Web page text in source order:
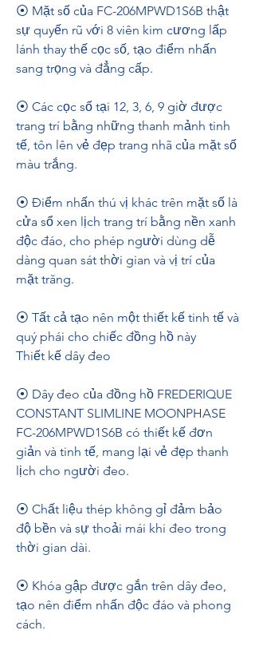
⦿ Mặt số của FC-206MPWD1S6B thật
sự quyến rũ với 8 viên kim cương lấp
lánh thay thế cọc số, tạo điểm nhấn
sang trọng và đẳng cấp.
⦿ Các cọc số tại 12, 3, 6, 9 giờ được
trang trí bằng những thanh mảnh tinh
tế, tôn lên vẻ đẹp trang nhã của mặt số
màu trắng.
⦿ Điểm nhấn thú vị khác trên mặt số là
cửa sổ xen lịch trang trí bằng nền xanh
độc đáo, cho phép người dùng dễ
dàng quan sát thời gian và vị trí của
mặt trăng.
⦿ Tất cả tạo nên một thiết kế tinh tế và
quý phái cho chiếc đồng hồ này
Thiết kế dây đeo
⦿ Dây đeo của đồng hồ FREDERIQUE
CONSTANT SLIMLINE MOONPHASE
FC-206MPWD1S6B có thiết kế đơn
giản và tinh tế, mang lại vẻ đẹp thanh
lịch cho người đeo.
⦿ Chất liệu thép không gỉ đảm bảo
độ bền và sự thoải mái khi đeo trong
thời gian dài.
⦿ Khóa gập được gắn trên dây đeo,
tạo nên điểm nhấn độc đáo và phong
cách.